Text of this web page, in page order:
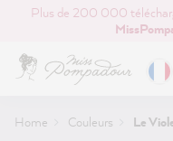
principal
Plus de 200 000
Home Couleurs Le